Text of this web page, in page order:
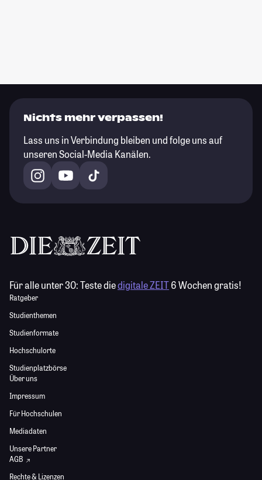
Nichts mehr verpassen!
Lass uns in Verbindung bleiben und folge uns auf
unseren Social-Media Kanälen.
Für alle unter 30:Teste diedigitale ZEIT6 Wochen gratis!
Ratgeber
Studienthemen
Studienformate
Hochschulorte
Studienplatzbörse
Über uns
Impressum
Für Hochschulen
Mediadaten
Unsere Partner
AGB
Rechte & Lizenzen